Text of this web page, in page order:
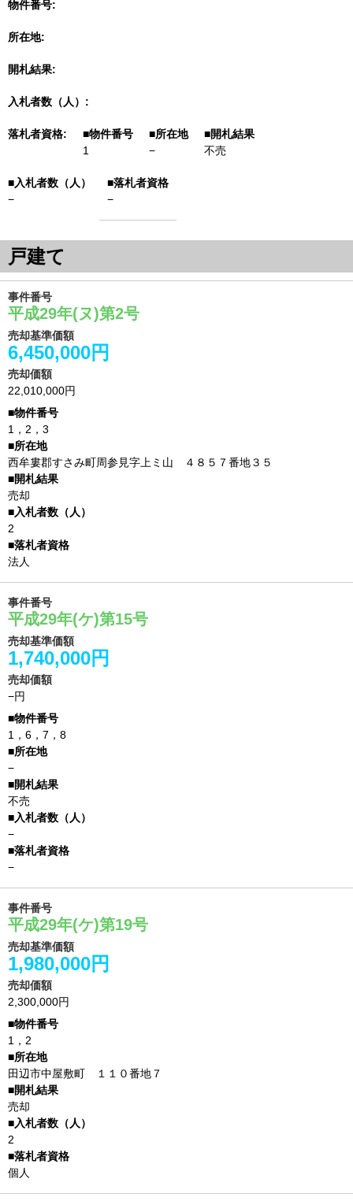
物件番号
所在地
開札結果
入札者数（人）
落札者資格
1
− 不売
− −
戸建て
事件番号
平成29年(ヌ)第2号
売却基準価額
6,450,000円
売却価額
22,010,000円
1，2，3
西牟婁郡すさみ町周参見字上ミ山 ４８５７番地３５
売却
2
法人
事件番号
平成29年(ケ)第15号
売却基準価額
1,740,000円
売却価額
−円
1，6，7，8
−
不売
−
−
事件番号
平成29年(ケ)第19号
売却基準価額
1,980,000円
売却価額
2,300,000円
1，2
田辺市中屋敷町 １１０番地７
売却
2
個人